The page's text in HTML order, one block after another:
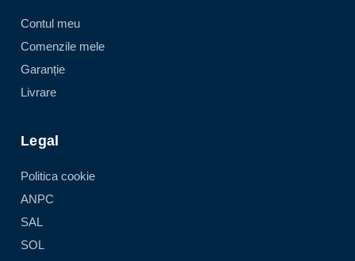
Contul meu
Comenzile mele
Garanție
Livrare
Legal
Politica cookie
ANPC
SAL
SOL